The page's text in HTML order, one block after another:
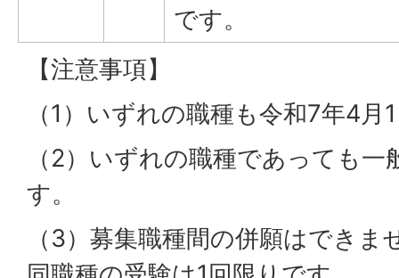
です。
【注意事項】
（1）いずれの職種も令和7年4
（2）いずれの職種であっても
す。
（3）募集職種間の併願はでき